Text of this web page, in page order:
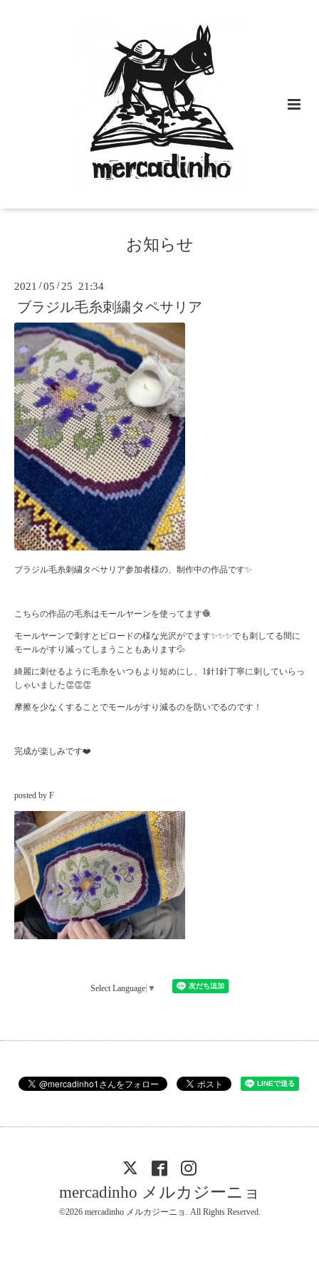
お知らせ
2021 /05 / 25 21:34
ブラジル毛糸刺繍タペサリア
ブラジル毛糸刺繍タペサリア参加者様の、制作中の作品です✨
こちらの作品の毛糸はモールヤーンを使ってます🧶
モールヤーンで刺すとビロードの様な光沢がでます✨✨✨でも刺してる間に
モールがすり減ってしまうこともあります💦
綺麗に刺せるように毛糸をいつもより短めにし、1針1針丁寧に刺していらっ
しゃいました👏👏👏
摩擦を少なくすることでモールがすり減るのを防いでるのです！
完成が楽しみです❤️
posted by F
Select Language ▼
mercadinho メルカジーニョ
©2026 mercadinho メルカジーニョ . All Rights Reserved.